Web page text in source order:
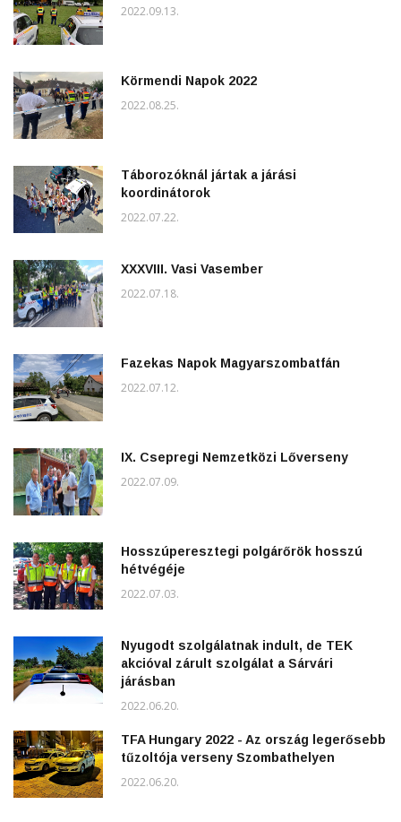
2022.09.13.
Körmendi Napok 2022
2022.08.25.
Táborozóknál jártak a járási
koordinátorok
2022.07.22.
XXXVIII. Vasi Vasember
2022.07.18.
Fazekas Napok Magyarszombatfán
2022.07.12.
IX. Csepregi Nemzetközi Lőverseny
2022.07.09.
Hosszúperesztegi polgárőrök hosszú
hétvégéje
2022.07.03.
Nyugodt szolgálatnak indult, de TEK
akcióval zárult szolgálat a Sárvári
járásban
2022.06.20.
TFA Hungary 2022 - Az ország legerősebb
tűzoltója verseny Szombathelyen
2022.06.20.